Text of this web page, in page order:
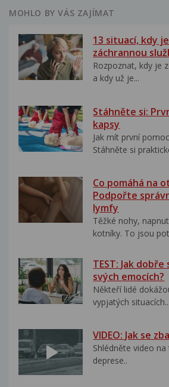
MOHLO BY VÁS ZAJÍMAT
13 situací, kdy
záchrannou
Rozpoznat, kdy je
a kdy už je...
Stáhněte si:
kapsy
Jak mít první
Stáhněte si
Co pomáhá na
Podpořte
lymfy
Těžké nohy,
kotníky. To jsou
TEST: Jak
svých emocích?
Někteří lidé
vypjatých
VIDEO: Jak se
Shlédněte video
deprese..